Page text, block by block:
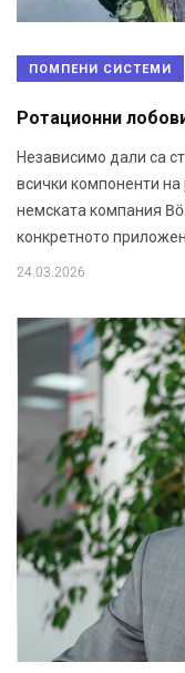
ПОМПЕНИ СИСТЕМИ
Ротационни
Независимо дали са
всички компоненти
немската компания
конкретното
24.03.2026